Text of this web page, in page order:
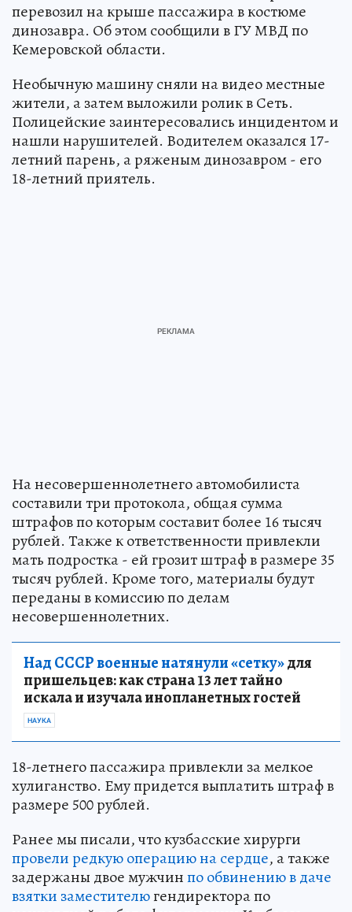
перевозил на крыше пассажира в костюме
динозавра. Об этом сообщили в ГУ МВД по
Кемеровской области.
Необычную машину сняли на видео местные
жители, а затем выложили ролик в Сеть.
Полицейские заинтересовались инцидентом и
нашли нарушителей. Водителем оказался 17-
летний парень, а ряженым динозавром - его
18-летний приятель.
На несовершеннолетнего автомобилиста
составили три протокола, общая сумма
штрафов по которым составит более 16 тысяч
рублей. Также к ответственности привлекли
мать подростка - ей грозит штраф в размере 35
тысяч рублей. Кроме того, материалы будут
переданы в комиссию по делам
несовершеннолетних.
Над СССР военные натянули «сетку»для
пришельцев: как страна 13 лет тайно
искала и изучала инопланетных гостей
НАУКА
18-летнего пассажира привлекли за мелкое
хулиганство. Ему придется выплатить штраф в
размере 500 рублей.
Ранее мы писали, что кузбасские хирурги
провели редкую операцию на сердце, а также
задержаны двое мужчинпо обвинению в даче
взятки заместителюгендиректора по